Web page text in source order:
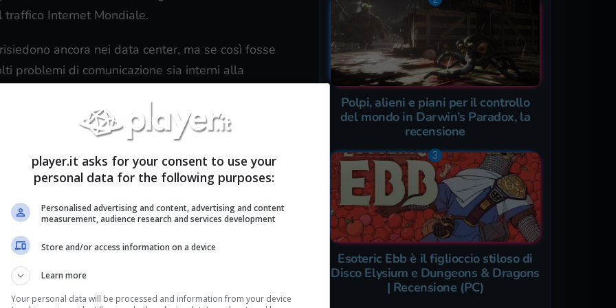
Internet Mondiale.
ancora nei data center, ma se così fosse
problemi di comunicazione sia interni alla
il suo blackout.
sono ripartite e funzionano
Polpi, alieni e piani per il controllo
del mondo in Darwin’s Paradox, la
recensione
Esoteric Ebb è il figlioccio stiloso di
Disco Elysium e Dungeons & Dragons
| Recensione (PC)
player.it asks for your consent to use your
personal data for the following purposes:
Personalised advertising and content, advertising and content
measurement, audience research and services development
Store and/or access information on a device
Learn more
Your personal data will be processed and information from your device